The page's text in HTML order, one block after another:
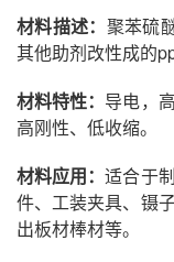
材料描述： 聚苯硫
其他助剂改性成的
材料特性： 导电，
高刚性、低收缩。
材料应用：适合于
件、工装夹具、镊
出板材棒材等。